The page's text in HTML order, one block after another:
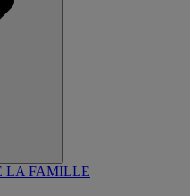
LA FAMILLE